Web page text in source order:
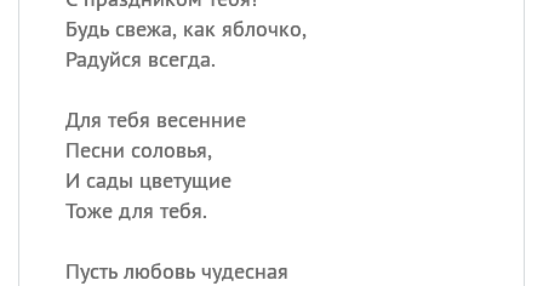
Будь свежа, как яблочко,
Радуйся всегда.
Для тебя весенние
Песни соловья,
И сады цветущие
Тоже для тебя.
Пусть любовь чудесная